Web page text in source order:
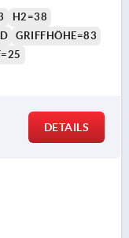
H2=38
GRIFFHÖHE=83
DETAILS